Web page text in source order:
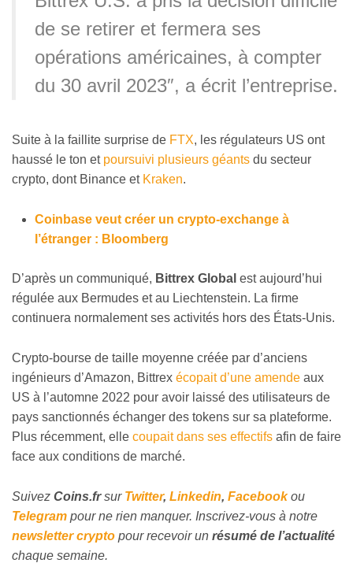
de se retirer et fermera ses
opérations américaines, à compter
du 30 avril 2023″, a écrit l’entreprise.
Suite à la faillite surprise de FTX, les régulateurs US ont
haussé le ton et poursuivi plusieurs géants du secteur
crypto, dont Binance et Kraken.
Coinbase veut créer un crypto-exchange à
l’étranger : Bloomberg
D’après un communiqué, Bittrex Global est aujourd’hui
régulée aux Bermudes et au Liechtenstein. La firme
continuera normalement ses activités hors des États-Unis.
Crypto-bourse de taille moyenne créée par d’anciens
ingénieurs d’Amazon, Bittrex écopait d’une amende aux
US à l’automne 2022 pour avoir laissé des utilisateurs de
pays sanctionnés échanger des tokens sur sa plateforme.
Plus récemment, elle coupait dans ses effectifs afin de faire
face aux conditions de marché.
Suivez Coins.frsur Twitter, Linkedin, Facebookou
Telegram pour ne rien manquer. Inscrivez-vous à notre
newsletter crypto pour recevoir un résumé de l’actualité
chaque semaine.